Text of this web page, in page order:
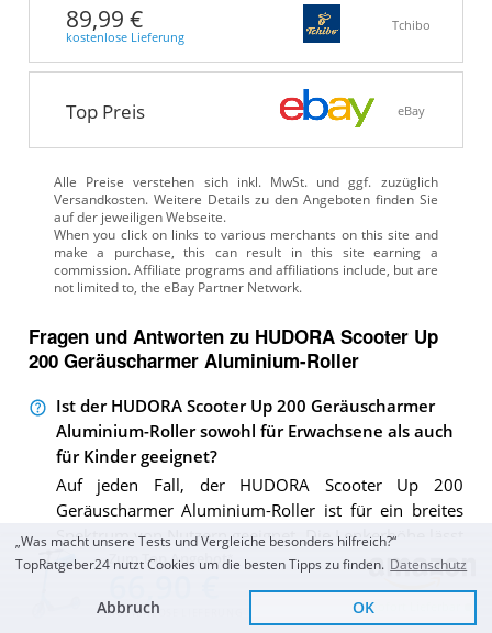
Zum Top Angebot
KOSTENLOSE LIEFERUNG Sofort Lieferbar
89,99 €
kostenlose Lieferung
Tchibo
Top Preis eBay
Alle Preise verstehen sich inkl. MwSt. und ggf. zuzüglich
Versandkosten. Weitere Details zu den Angeboten finden Sie
auf der jeweiligen Webseite.
Fragen und Antworten zu HUDORA Scooter Up
200 Geräuscharmer Aluminium-Roller
Ist der HUDORA Scooter Up 200 Geräuscharmer
Aluminium-Roller sowohl für Erwachsene als auch
für Kinder geeignet?
Auf jeden Fall, der HUDORA Scooter Up 200
Geräuscharmer Aluminium-Roller ist für ein breites
Spektrum von Nutzern geeignet. Die Lenkerhöhe lässt
sich ganz einfach zwischen 77 cm und 103 cm
verstellen, so dass er für Kinder, Jugendliche und
Erwachsene gleichermaßen geeignet ist. Mit einer
„Was macht unsere Tests und Vergleiche besonders hilfreich?“
TopRatgeber24 nutzt Cookies um die besten Tipps zu finden. Datenschutz
Abbruch OK